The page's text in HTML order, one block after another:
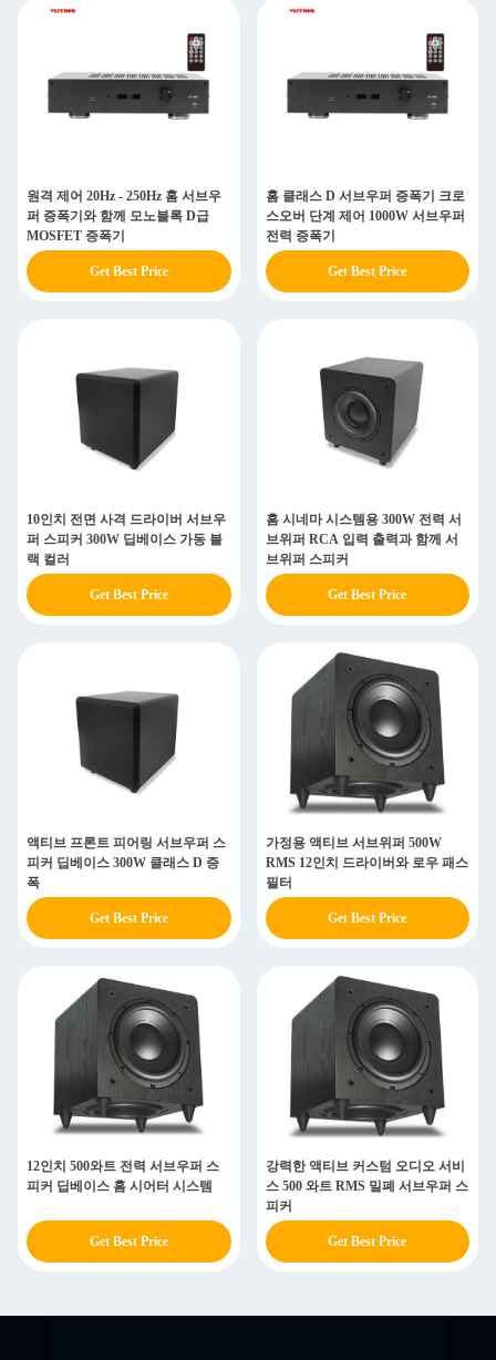
원격 제어 20Hz - 250Hz 홈 서브우
퍼 증폭기와 함께 모노블록 D급
MOSFET 증폭기
Get Best Price
홈 클래스 D 서브우퍼 증폭기 크로
스오버 단계 제어 1000W 서브우퍼
전력 증폭기
Get Best Price
10인치 전면 사격 드라이버 서브우
퍼 스피커 300W 딥베이스 가동 블
랙 컬러
Get Best Price
홈 시네마 시스템용 300W 전력 서
브위퍼 RCA 입력 출력과 함께 서
브위퍼 스피커
Get Best Price
액티브 프론트 피어링 서브우퍼 스
피커 딥베이스 300W 클래스 D 증
폭
Get Best Price
가정용 액티브 서브위퍼 500W
RMS 12인치 드라이버와 로우 패스
필터
Get Best Price
12인치 500와트 전력 서브우퍼 스
피커 딥베이스 홈 시어터 시스템
Get Best Price
강력한 액티브 커스텀 오디오 서비
스 500 와트 RMS 밀폐 서브우퍼 스
피커
Get Best Price